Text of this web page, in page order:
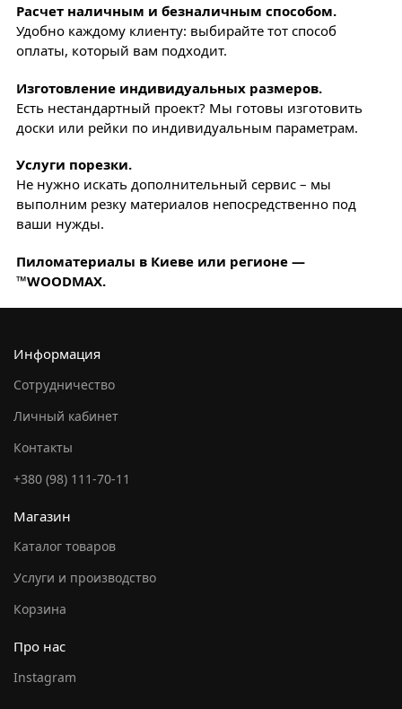
Расчет наличным и безналичным способом.
Удобно каждому клиенту: выбирайте тот способ
оплаты, который вам подходит.
Изготовление индивидуальных размеров.
Есть нестандартный проект? Мы готовы изготовить
доски или рейки по индивидуальным параметрам.
Услуги порезки.
Не нужно искать дополнительный сервис – мы
выполним резку материалов непосредственно под
ваши нужды.
Пиломатериалы в Киеве или регионе —
™WOODMAX.
Информация
Сотрудничество
Личный кабинет
Контакты
+380 (98) 111-70-11
Магазин
Каталог товаров
Услуги и производство
Корзина
Про нас
Instagram